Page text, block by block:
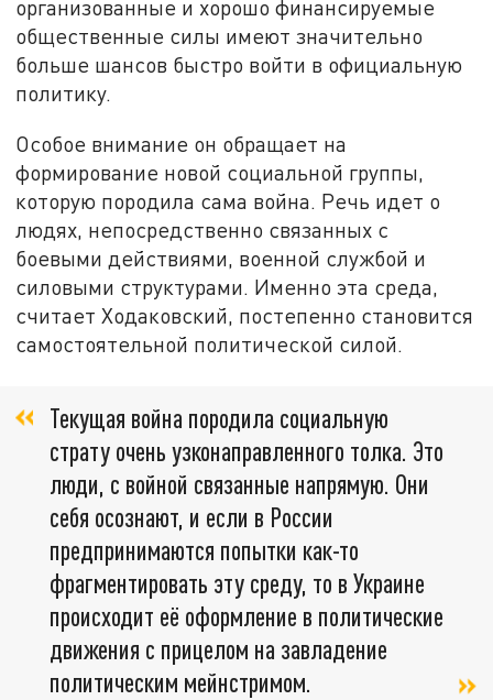
организованные и хорошо финансируемые
общественные силы имеют значительно
больше шансов быстро войти в официальную
политику.
Особое внимание он обращает на
формирование новой социальной группы,
которую породила сама война. Речь идет о
людях, непосредственно связанных с
боевыми действиями, военной службой и
силовыми структурами. Именно эта среда,
считает Ходаковский, постепенно становится
самостоятельной политической силой.
Текущая война породила социальную
страту очень узконаправленного толка. Это
люди, с войной связанные напрямую. Они
себя осознают, и если в России
предпринимаются попытки как-то
фрагментировать эту среду, то в Украине
происходит её оформление в политические
движения с прицелом на завладение
политическим мейнстримом.